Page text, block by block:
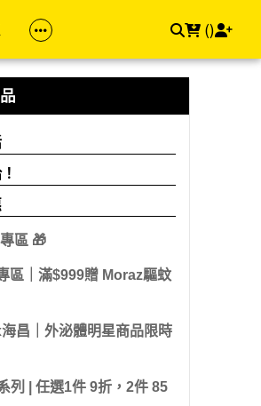
依品牌(兒童)
桂格
亞培
新諾兒
兒童補體素
悅活
富康
/挺立/克補
褐抑定
原力
VITA-VIGOR
佳
()
區 🎁
區｜滿$999贈 Moraz驅蚊
昌｜外泌體明星商品限時
列 | 任選1件 9折，2件 85